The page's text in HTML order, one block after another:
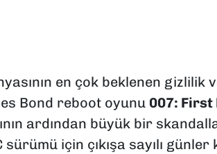
en çok beklenen gizlilik
Bond reboot oyunu 007: First
ardından büyük bir
sürümü için çıkışa sayılı